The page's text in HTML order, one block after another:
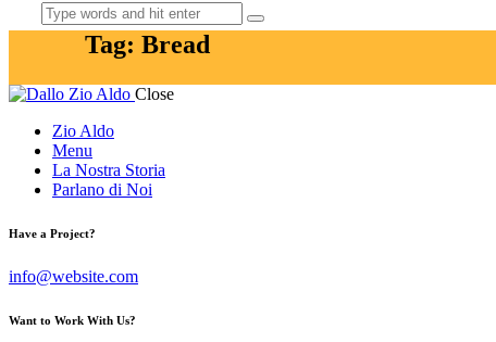
Tag: Bread
Close
Zio Aldo
Menu
La Nostra Storia
Parlano di Noi
Have a Project?
info@website.com
Want to Work With Us?